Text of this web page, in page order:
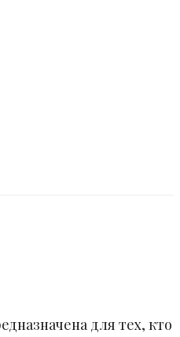
для тех, кто